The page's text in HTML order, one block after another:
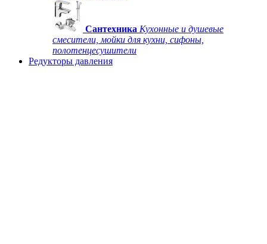
Сантехника Кухонные и душевые
смесители, мойки для кухни, сифоны,
полотенцесушители
Редукторы давления